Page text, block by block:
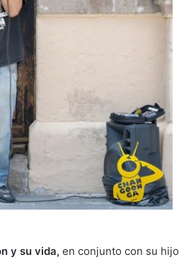
y su vida, en conjunto con su hijo